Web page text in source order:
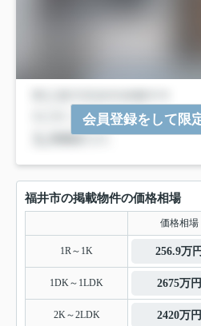
会員登録をして限
福井市の掲載物件の価格相場
価格相場
1R～1K 256.9万円
1DK～1LDK 2675万円
2K～2LDK 2420万円